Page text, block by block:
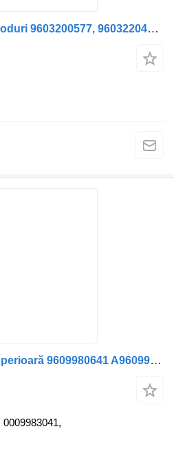
Bump Stop Axa Față , Coduri 9603200577, 9603220409, 9603221109, atsperes paliktnis paredzēts Mercedes-Benz Mercedes kravas automašīnas
Bump Stop Axa Față Superioară 9609980641 A9609980641 0009983041 atsperes paliktnis paredzēts Mercedes-Benz Modelele Mercedes specificate kravas automašīnas
0009983041,